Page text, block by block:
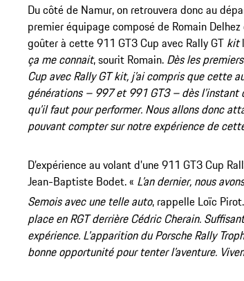
Du côté de Namur, on retrouvera donc au
premier équipage composé de Romain
goûter à cette 911 GT3 Cup avec Rally GTkit
ça me connait, sourit Romain. Dès les
Cup avec Rally GT kit, j’ai compris que cette
générations – 997 et 991 GT3 – dès l’instant
qu’il faut pour performer. Nous allons donc
pouvant compter sur notre expérience de
D’expérience au volant d’une 911 GT3 Cup
Jean-Baptiste Bodet. « L’an dernier, nous
Semois avec une telle auto, rappelle Loïc Pirot.
place en RGT derrière Cédric Cherain.
expérience. L'apparition du Porsche Rally
bonne opportunité pour tenter l’aventure.